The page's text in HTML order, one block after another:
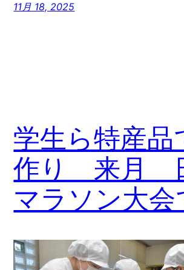
11月 18, 2025
学生ら特産品
作り 来月
マラソン大